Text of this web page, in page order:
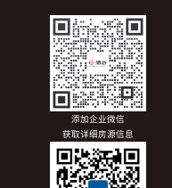
添加企业微信
获取详细房源信息